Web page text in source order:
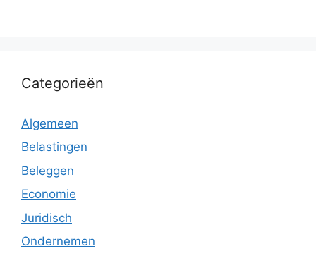
Categorieën
Algemeen
Belastingen
Beleggen
Economie
Juridisch
Ondernemen